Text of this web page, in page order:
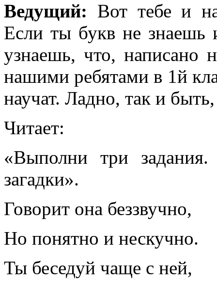
Ведущий: Вот тебе и
Если ты букв не знаешь
узнаешь, что,
нашими ребятами в 1й
научат. Ладно, так и
Читает:
«Выполни три
загадки».
Говорит она беззвучно,
Но понятно и нескучно.
Ты беседуй чаще с ней,